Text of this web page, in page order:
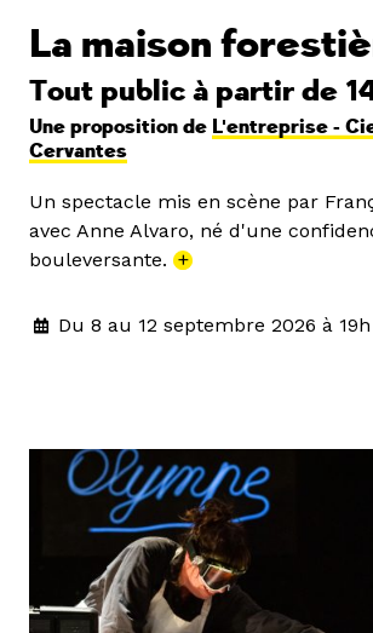
La maison
Tout public à partir de
Une proposition de L'entreprise -
Cervantes
Un spectacle mis en scène par
avec Anne Alvaro, né d'une
bouleversante. +
Du 8 au 12 septembre 2026 à 19h